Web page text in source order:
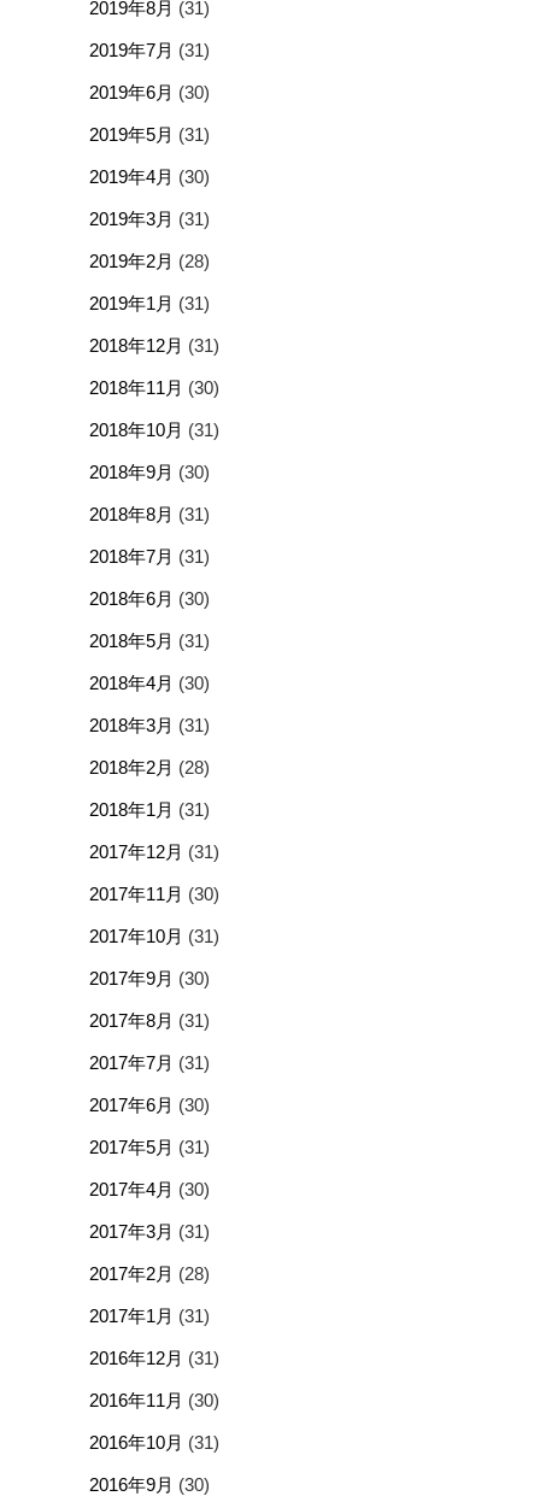
2019年8月 (31)
2019年7月 (31)
2019年6月 (30)
2019年5月 (31)
2019年4月 (30)
2019年3月 (31)
2019年2月 (28)
2019年1月 (31)
2018年12月 (31)
2018年11月 (30)
2018年10月 (31)
2018年9月 (30)
2018年8月 (31)
2018年7月 (31)
2018年6月 (30)
2018年5月 (31)
2018年4月 (30)
2018年3月 (31)
2018年2月 (28)
2018年1月 (31)
2017年12月 (31)
2017年11月 (30)
2017年10月 (31)
2017年9月 (30)
2017年8月 (31)
2017年7月 (31)
2017年6月 (30)
2017年5月 (31)
2017年4月 (30)
2017年3月 (31)
2017年2月 (28)
2017年1月 (31)
2016年12月 (31)
2016年11月 (30)
2016年10月 (31)
2016年9月 (30)